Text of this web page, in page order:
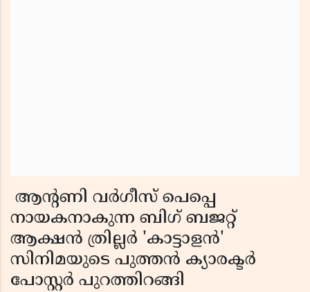
ആൻ്റണി വർഗീസ് പെപ്പെ
നായകനാകുന്ന ബിഗ് ബജറ്റ്
ആക്ഷൻ ത്രില്ലർ 'കാട്ടാളൻ'
സിനിമയുടെ പുത്തൻ ക്യാരക്ടർ
പോസ്റ്റർ പുറത്തിറങ്ങി